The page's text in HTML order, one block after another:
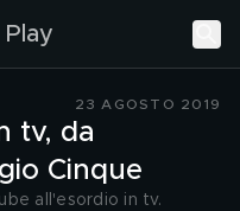
Play
23 AGOSTO 2019
tv, da
Cinque
all'esordio in tv.